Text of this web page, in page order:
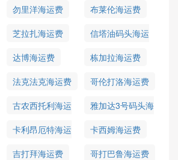
勿里洋海运费
布莱伦海运费
芝拉扎海运费
信塔油码头海运
费
达博海运费
栋加拉海运费
法克法克海运费
哥伦打洛海运费
古农西托利海运
雅加达3号码头海
运费
卡利昂厄特海运
卡西姆海运费
吉打拜海运费
哥打巴鲁海运费